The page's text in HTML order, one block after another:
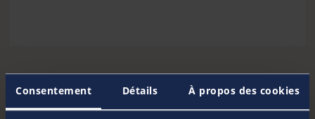
Consentement Détails À propos des cookies